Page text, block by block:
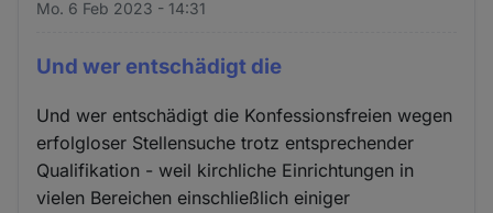
Mo. 6 Feb 2023 - 14:31
Und wer entschädigt die
Und wer entschädigt die Konfessionsfreien wegen
erfolgloser Stellensuche trotz entsprechender
Qualifikation - weil kirchliche Einrichtungen in
vielen Bereichen einschließlich einiger